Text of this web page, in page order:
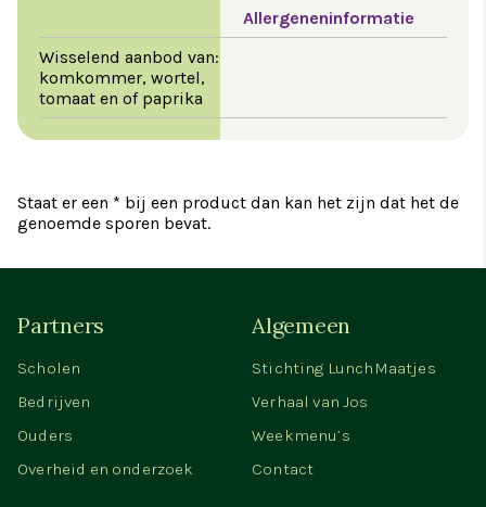
Allergeneninformatie
Wisselend aanbod van:
komkommer, wortel,
tomaat en of paprika
Staat er een * bij een product dan kan het zijn dat het de
genoemde sporen bevat.
Partners
Scholen
Bedrijven
Ouders
Overheid en onderzoek
Algemeen
Stichting LunchMaatjes
Verhaal van Jos
Weekmenu’s
Contact